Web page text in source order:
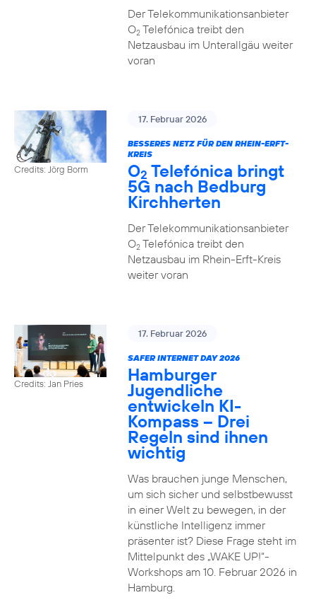
Der Telekommunikationsanbieter
O2Telefónica treibt den
Netzausbau im Unterallgäu weiter
voran
Credits: Jörg Borm
17. Februar 2026
BESSERES NETZ FÜR DEN RHEIN-ERFT-
KREIS
O2 Telefónica bringt
5G nach Bedburg
Kirchherten
Der Telekommunikationsanbieter
O2Telefónica treibt den
Netzausbau im Rhein-Erft-Kreis
weiter voran
Credits: Jan Pries
17. Februar 2026
SAFER INTERNET DAY 2026
Hamburger
Jugendliche
entwickeln KI-
Kompass – Drei
Regeln sind ihnen
wichtig
Was brauchen junge Menschen,
um sich sicher und selbstbewusst
in einer Welt zu bewegen, in der
künstliche Intelligenz immer
präsenter ist? Diese Frage steht im
Mittelpunkt des „WAKE UP!“-
Workshops am 10. Februar 2026 in
Hamburg.